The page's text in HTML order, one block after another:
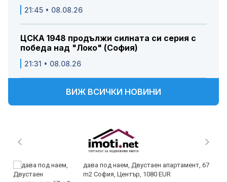
21:45 • 08.08.26
ЦСКА 1948 продължи силната си серия с
победа над "Локо" (София)
21:31 • 08.08.26
ВИЖ ВСИЧКИ НОВИНИ
дава под наем, Двустаен апартамент, 67
m2 София, Център, 1080 EUR